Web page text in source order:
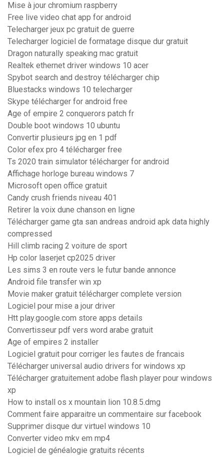
Mise à jour chromium raspberry
Free live video chat app for android
Telecharger jeux pc gratuit de guerre
Telecharger logiciel de formatage disque dur gratuit
Dragon naturally speaking mac gratuit
Realtek ethernet driver windows 10 acer
Spybot search and destroy télécharger chip
Bluestacks windows 10 telecharger
Skype télécharger for android free
Age of empire 2 conquerors patch fr
Double boot windows 10 ubuntu
Convertir plusieurs jpg en 1 pdf
Color efex pro 4 télécharger free
Ts 2020 train simulator télécharger for android
Affichage horloge bureau windows 7
Microsoft open office gratuit
Candy crush friends niveau 401
Retirer la voix dune chanson en ligne
Télécharger game gta san andreas android apk data highly
compressed
Hill climb racing 2 voiture de sport
Hp color laserjet cp2025 driver
Les sims 3 en route vers le futur bande annonce
Android file transfer win xp
Movie maker gratuit télécharger complete version
Logiciel pour mise a jour driver
Htt play.google.com store apps details
Convertisseur pdf vers word arabe gratuit
Age of empires 2 installer
Logiciel gratuit pour corriger les fautes de francais
Télécharger universal audio drivers for windows xp
Télécharger gratuitement adobe flash player pour windows
xp
How to install os x mountain lion 10.8.5.dmg
Comment faire apparaitre un commentaire sur facebook
Supprimer disque dur virtuel windows 10
Converter video mkv em mp4
Logiciel de généalogie gratuits récents